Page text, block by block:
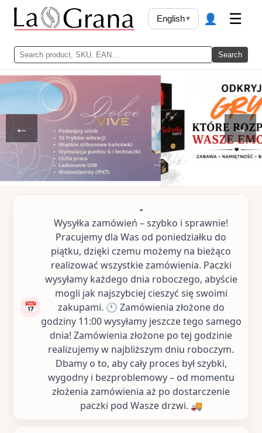
Search
English▾ 👤 ☰
← →
📅
-
Wysyłka zamówień – szybko i sprawnie!
Pracujemy dla Was od poniedziałku do
piątku, dzięki czemu możemy na bieżąco
realizować wszystkie zamówienia. Paczki
wysyłamy każdego dnia roboczego, abyście
mogli jak najszybciej cieszyć się swoimi
zakupami. 🕚 Zamówienia złożone do
godziny 11:00 wysyłamy jeszcze tego samego
dnia! Zamówienia złożone po tej godzinie
realizujemy w najbliższym dniu roboczym.
Dbamy o to, aby cały proces był szybki,
wygodny i bezproblemowy – od momentu
złożenia zamówienia aż po dostarczenie
paczki pod Wasze drzwi. 🚚